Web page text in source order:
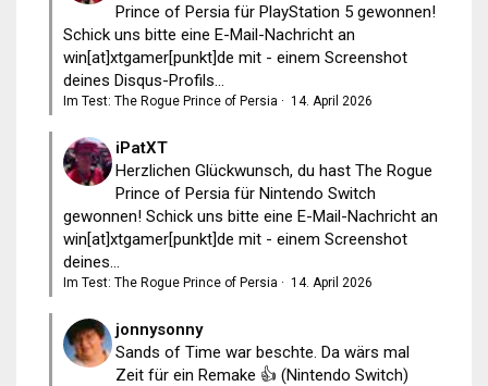
Prince of Persia für PlayStation 5 gewonnen!
Schick uns bitte eine E-Mail-Nachricht an
win[at]xtgamer[punkt]de mit - einem Screenshot
deines Disqus-Profils...
Im Test: The Rogue Prince of Persia · 14. April 2026
iPatXT
Herzlichen Glückwunsch, du hast The Rogue
Prince of Persia für Nintendo Switch
gewonnen! Schick uns bitte eine E-Mail-Nachricht an
win[at]xtgamer[punkt]de mit - einem Screenshot
deines...
Im Test: The Rogue Prince of Persia · 14. April 2026
jonnysonny
Sands of Time war beschte. Da wärs mal
Zeit für ein Remake 👍 (Nintendo Switch)